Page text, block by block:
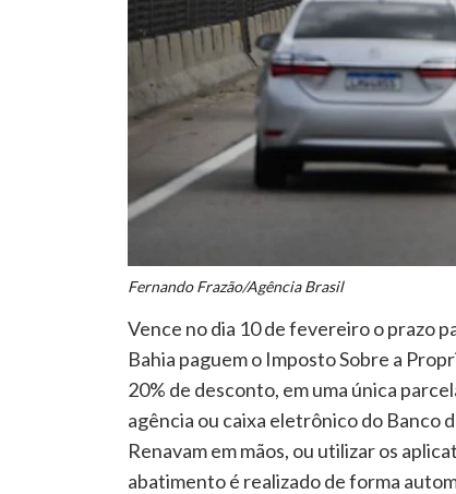
Fernando Frazão/Agência Brasil
Vence no dia 10 de fevereiro o prazo
Bahia paguem o Imposto Sobre a
20% de desconto, em uma única
agência ou caixa eletrônico do Banco
Renavam em mãos, ou utilizar os
abatimento é realizado de forma